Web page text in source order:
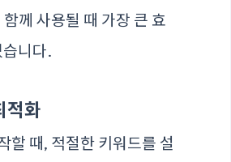
께 사용될 때 가장 큰 효
습니다.
적화
할 때, 적절한 키워드를 설